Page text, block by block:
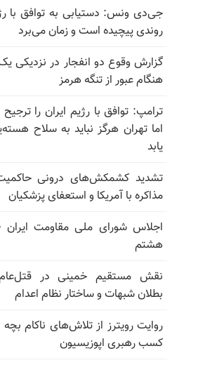
جی‌دی ونس: دستیابی به توافق با
روندی پیچیده است و زمان می‌برد
گزارش وقوع دو انفجار در نزدیکی
هنگام عبور از تنگه هرمز
ترامپ: توافق با رژیم ایران را
اما تهران هرگز نباید به سلاح
یابد
تشدید کشمکش‌های درونی
مذاکره با آمریکا و استعفای پزشکیان
اجلاس شورای ملی مقاومت
هشتم
بطلان شبهات و ساختار نظام اعدام
روایت رویترز از تلاش‌های ناکام
کسب رهبری اپوزیسیون